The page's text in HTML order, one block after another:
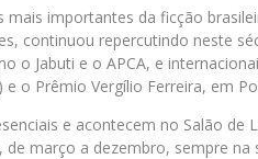
mais importantes da ficção
continuou repercutindo neste
o Jabuti e o APCA, e
e o Prêmio Vergílio Ferreira, em
e acontecem no Salão de
de março a dezembro, sempre